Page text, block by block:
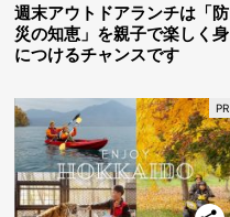
週末アウトドアランチは「防
災の知恵」を親子で楽しく身
につけるチャンスです